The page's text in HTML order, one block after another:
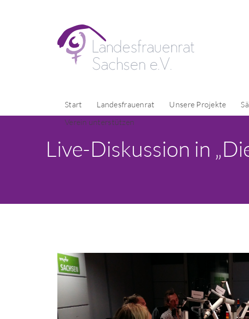
Start Landesfrauenrat Unsere Projekte
Verein unterstützen
Live-Diskussion in